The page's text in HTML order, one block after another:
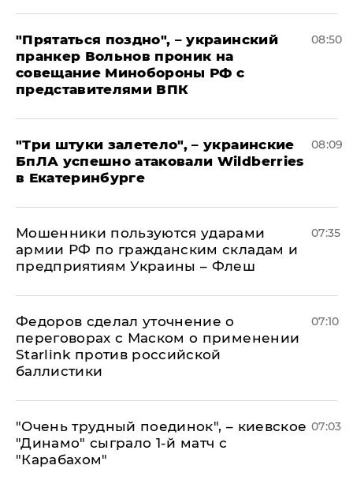
"Прятаться поздно", – украинский
пранкер Вольнов проник на
совещание Минобороны РФ с
представителями ВПК
08:50
"Три штуки залетело", – украинские
БпЛА успешно атаковали Wildberries
в Екатеринбурге
08:09
Мошенники пользуются ударами
армии РФ по гражданским складам и
предприятиям Украины – Флеш
07:35
Федоров сделал уточнение о
переговорах с Маском о применении
Starlink против российской
баллистики
07:10
"Очень трудный поединок", – киевское
"Динамо" сыграло 1-й матч с
"Карабахом"
07:03